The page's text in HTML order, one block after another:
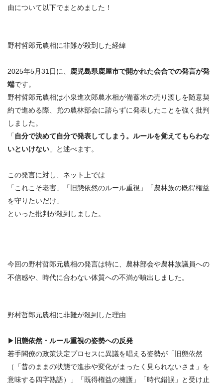
由について以下でまとめました！
野村哲郎元農相に非難が殺到した経緯
2025年5月31日に、
鹿児島県鹿屋市で開かれた会合での発言が発
端です。
野村哲郎元農相は小泉進次郎農水相が備蓄米の売り渡しを随意契
約で進める際、党の農林部会に諮らずに発表したことを強く批判
しました。
「 自分で決めて自分で発表してしまう。ルールを覚えてもらわな
いといけない 」と述べます。
この発言に対し、ネット上では
「 これこそ老害 」「 旧態依然のルール重視 」「農林族の既得権益
を守りたいだけ 」
といった批判が殺到しました。
今回の野村哲郎元農相の発言は特に、農林部会や農林族議員への
不信感や、時代に合わない体質への不満が噴出しました。
野村哲郎元農相に非難が殺到した理由
▶ 旧態依然・ルール重視の姿勢への反発
若手閣僚の政策決定プロセスに異議を唱える姿勢が「旧態依然
（「昔のままの状態で進歩や変化がまったく見られないさま」を
意味する四字熟語）」「既得権益の擁護」「時代錯誤」と受け止